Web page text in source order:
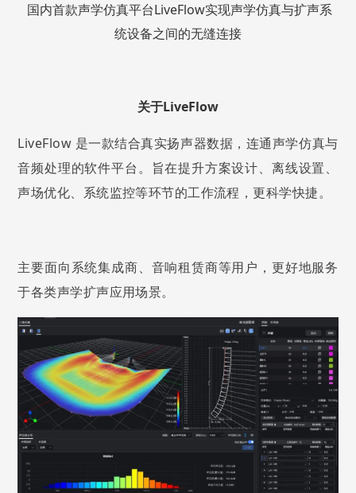
国内首款声学仿真平台LiveFlow实现声学仿真与扩声系
统设备之间的无缝连接
关于LiveFlow
LiveFlow 是一款结合真实扬声器数据，连通声学仿真与
音频处理的软件平台。旨在提升方案设计、离线设置、
声场优化、系统监控等环节的工作流程，更科学快捷。
主要面向系统集成商、音响租赁商等用户，更好地服务
于各类声学扩声应用场景。